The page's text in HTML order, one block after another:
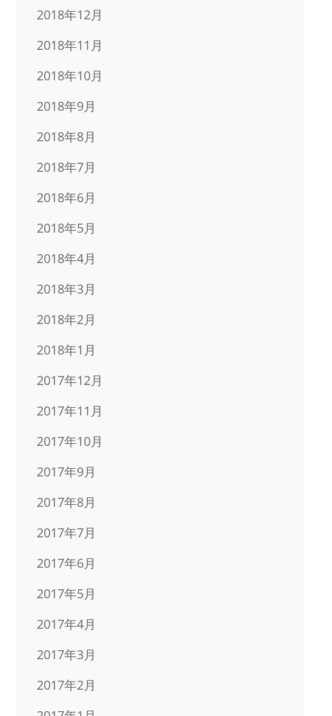
2018年12月
2018年11月
2018年10月
2018年9月
2018年8月
2018年7月
2018年6月
2018年5月
2018年4月
2018年3月
2018年2月
2018年1月
2017年12月
2017年11月
2017年10月
2017年9月
2017年8月
2017年7月
2017年6月
2017年5月
2017年4月
2017年3月
2017年2月